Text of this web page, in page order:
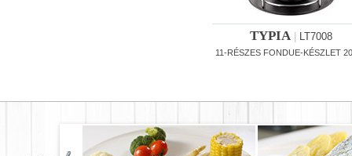
TYPIA| LT7008
11-RÉSZES FONDUE-KÉSZLET